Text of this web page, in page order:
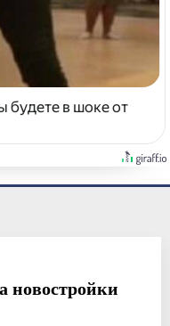
будете в шоке от
новостройки